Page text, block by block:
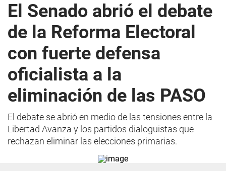
El Senado abrió el debate
de la Reforma Electoral
con fuerte defensa
oficialista a la
eliminación de las PASO
El debate se abrió en medio de las tensiones entre la
Libertad Avanza y los partidos dialoguistas que
rechazan eliminar las elecciones primarias.